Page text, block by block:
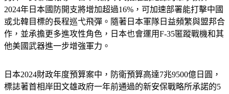
另外，美聯社報導，日本政府今天批准創紀錄的軍事預算，
2024年日本國防開支將增加超過16%，可加速部署能打擊中國
或北韓目標的長程巡弋飛彈。隨著日本軍隊日益頻繁與盟邦合
作，並承擔更多進攻性角色，日本也會運用F-35匿蹤戰機和其
日本2024財政年度預算案中，防衛預算高達7兆9500億日圓，